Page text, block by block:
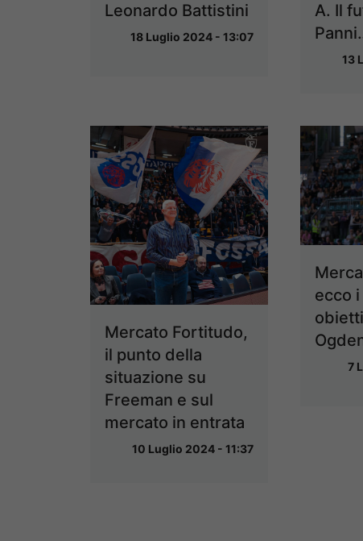
Leonardo Battistini
18 Luglio 2024 - 13:07
A. Il
13
Mercato Fortitudo,
il punto della
situazione su
Freeman e sul
mercato in entrata
10 Luglio 2024 - 11:37
ecco
7